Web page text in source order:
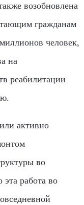
возобновлена
гражданам
человек,
на
реабилитации
активно
во
работа во